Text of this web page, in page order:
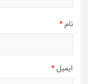
نام*
ایمیل*